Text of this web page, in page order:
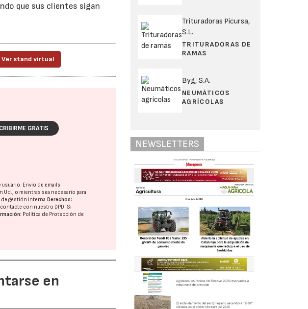
que sus clientes sigan
Ver stand virtual
GRATIS
Envío de emails
Ud., o mientras sea necesario para
gestión interna. Derechos:
contacte con nuestro DPD. Si
Política de Protección de
en
Trituradoras Picursa,
S.L.
TRITURADORAS DE
RAMAS
Byg, S.A.
NEUMÁTICOS
AGRÍCOLAS
NEWSLETTERS